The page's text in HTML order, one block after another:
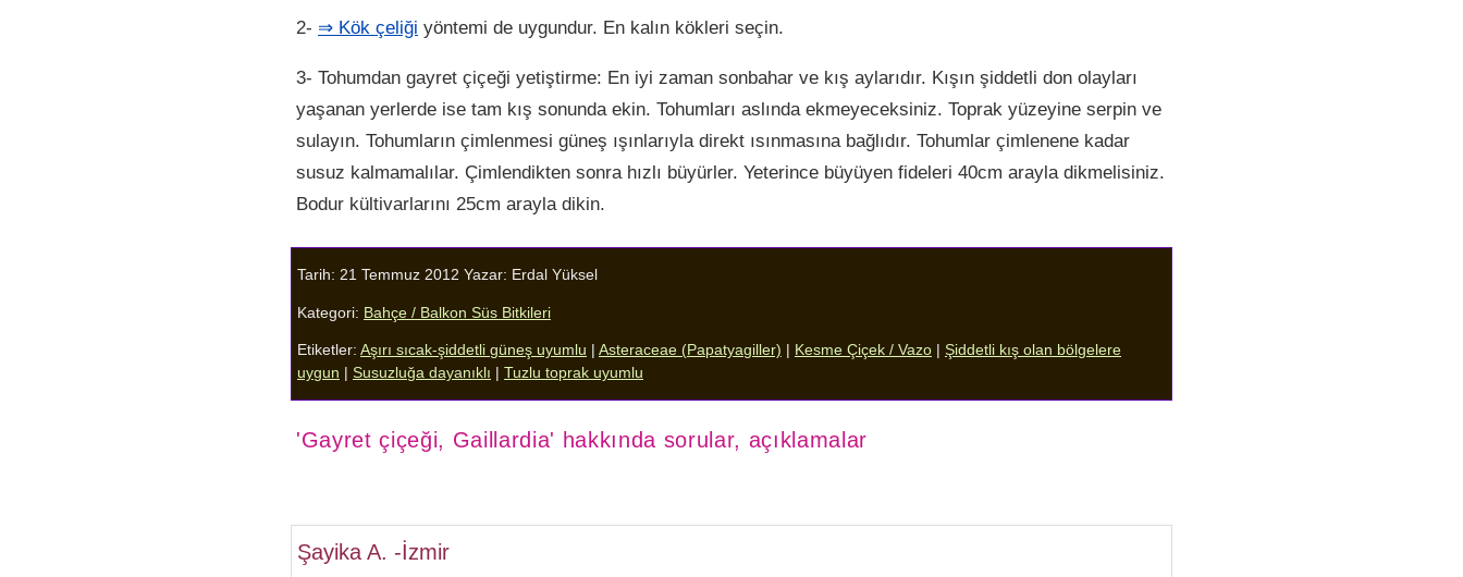
2- ⇒ Kök çeliği yöntemi de uygundur. En kalın kökleri seçin.
3- Tohumdan gayret çiçeği yetiştirme: En iyi zaman sonbahar ve kış aylarıdır. Kışın şiddetli don olayları
yaşanan yerlerde ise tam kış sonunda ekin. Tohumları aslında ekmeyeceksiniz. Toprak yüzeyine serpin ve
sulayın. Tohumların çimlenmesi güneş ışınlarıyla direkt ısınmasına bağlıdır. Tohumlar çimlenene kadar
susuz kalmamalılar. Çimlendikten sonra hızlı büyürler. Yeterince büyüyen fideleri 40cm arayla dikmelisiniz.
Bodur kültivarlarını 25cm arayla dikin.
Tarih: 21 Temmuz 2012 Yazar: Erdal Yüksel
Kategori: Bahçe / Balkon Süs Bitkileri
Etiketler: Aşırı sıcak-şiddetli güneş uyumlu Asteraceae (Papatyagiller) Kesme Çiçek / Vazo
Şiddetli kış olan bölgelere
uygun
Susuzluğa dayanıklı Tuzlu toprak uyumlu
'Gayret çiçeği, Gaillardia' hakkında sorular, açıklamalar
Şayika A. -İzmir